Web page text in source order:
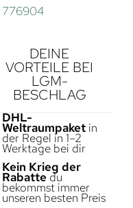
776904
DEINE
VORTEILE BEI
LGM-
BESCHLAG
DHL-
Weltraumpaketin
der Regel in 1–2
Werktage bei dir
Kein Krieg der
Rabatte du
bekommst immer
unseren besten Preis